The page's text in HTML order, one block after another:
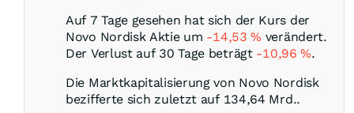
Auf 7 Tage gesehen hat sich der Kurs der
Novo Nordisk Aktie um -14,53% verändert.
Der Verlust auf 30 Tage beträgt -10,96%.
Die Marktkapitalisierung von Novo Nordisk
bezifferte sich zuletzt auf 134,64 Mrd..